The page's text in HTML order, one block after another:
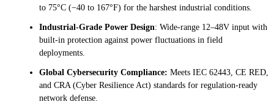
to 75°C (−40 to 167°F) for the harshest industrial conditions.
Industrial-Grade Power Design: Wide-range 12–48V input with
built-in protection against power fluctuations in field
deployments.
Global Cybersecurity Compliance: Meets IEC 62443, CE RED,
and CRA (Cyber Resilience Act) standards for regulation-ready
network defense.